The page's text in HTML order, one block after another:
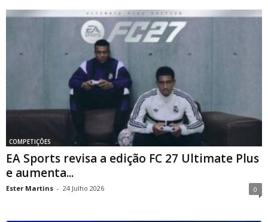
COMPETIÇÕES
EA Sports revisa a edição FC 27 Ultimate Plus
e aumenta...
Ester Martins - 24 Julho 2026 0